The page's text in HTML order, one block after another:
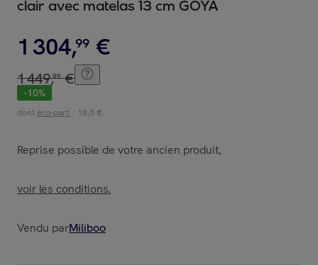
clair avec matelas 13 cm GOYA
1 304,99 €
1449,99 €
-10%
dont éco-part. : 18,5 €
Reprise possible de votre ancien produit,
voir les conditions.
Vendu parMiliboo